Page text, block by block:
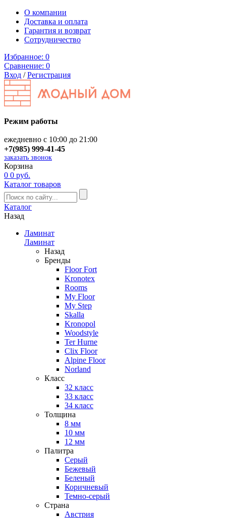
О компании
Доставка и оплата
Гарантия и возврат
Сотрудничество
Избранное: 0
Сравнение: 0
Вход /Регистрация
Режим работы
ежедневно с 10:00 до 21:00
+7(985) 999-41-45
заказать звонок
Корзина
0 0 руб.
Каталог товаров
Каталог
Назад
Ламинат
Ламинат
Назад
Бренды
Floor Fort
Kronotex
Rooms
My Floor
My Step
Skalla
Kronopol
Woodstyle
Ter Hurne
Clix Floor
Alpine Floor
Norland
Класс
32 класс
33 класс
34 класс
Толщина
8 мм
10 мм
12 мм
Палитра
Серый
Бежевый
Беленый
Коричневый
Темно-серый
Страна
Австрия